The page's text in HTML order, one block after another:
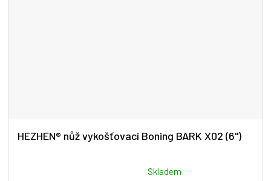
HEZHEN® nůž vykošťovací Boning BARK X02 (6")
Skladem